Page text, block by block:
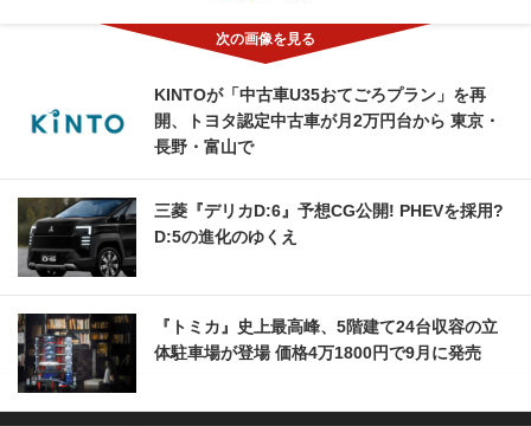
KINTOが「中古車U35おてごろプラン」を再
開、トヨタ認定中古車が月2万円台から 東京・
長野・富山で
三菱『デリカD:6』予想CG公開! PHEVを採用?
D:5の進化のゆくえ
『トミカ』史上最高峰、5階建て24台収容の立
体駐車場が登場 価格4万1800円で9月に発売